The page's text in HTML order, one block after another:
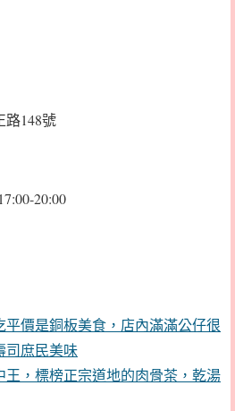
路148號
20:00
價是銅板美食，店內滿滿公仔很
司庶民美味
王，標榜正宗道地的肉骨茶，乾湯